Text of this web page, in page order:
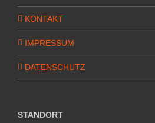
KONTAKT
IMPRESSUM
DATENSCHUTZ
STANDORT